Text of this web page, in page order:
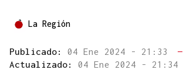
La Región
Publicado: 04 Ene 2024 - 21:33
—
Actualizado: 04 Ene 2024 - 21:34